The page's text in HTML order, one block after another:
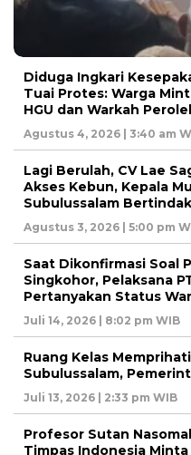
Diduga Ingkari
Tuai Protes: Warga
HGU dan Warkah
Agustus 4, 2026 | 3:40 am
Lagi Berulah, CV Lae
Akses Kebun, Kepala
Subulussalam
Agustus 3, 2026 | 5:00 pm
Saat Dikonfirmasi Soal
Singkohor, Pelaksana
Pertanyakan Status
Juli 14, 2026 | 8:02 pm WIB
Ruang Kelas
Subulussalam,
Juli 13, 2026 | 2:33 pm WIB
Profesor Sutan
Timpas Indonesia